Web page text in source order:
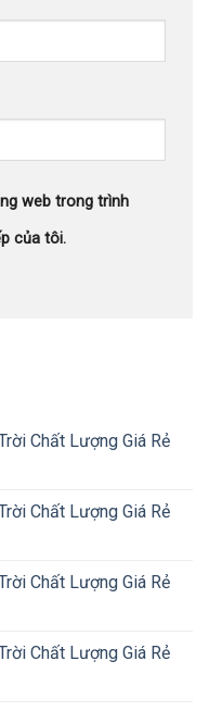
web trong trình
của tôi.
Chất Lượng Giá Rẻ
Chất Lượng Giá Rẻ
Chất Lượng Giá Rẻ
Chất Lượng Giá Rẻ